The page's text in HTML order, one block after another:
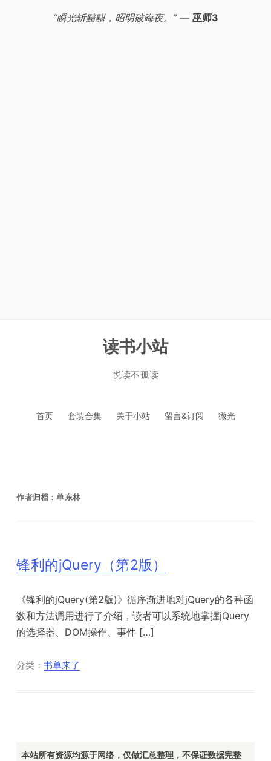
“瞬光斩黯黮，昭明破晦夜。”— 巫师3
读书小站
悦读不孤读
首页 套装合集 关于小站 留言&订阅 微光
作者归档：单东林
锋利的jQuery（第2版）
《锋利的jQuery(第2版)》循序渐进地对jQuery的各种函
数和方法调用进行了介绍，读者可以系统地掌握jQuery
的选择器、DOM操作、事件 […]
分类：书单来了
本站所有资源均源于网络，仅做汇总整理，不保证数据完整